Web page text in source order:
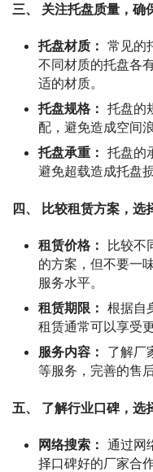
三、 关注托盘质量，确
托盘材质： 常见的
不同材质的托盘各
适的材质。
托盘规格： 托盘的
配，避免造成空间
托盘承重： 托盘的
避免超载造成托盘
四、 比较租赁方案，选
租赁价格：
比较不
的方案，但不要一
服务水平。
租赁期限： 根据自
租赁通常可以享受
服务内容： 了解厂
等服务，完善的售
五、 了解行业口碑，选
网络搜索： 通过网
择口碑好的厂家合